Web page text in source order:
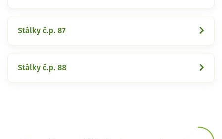
Stálky č.p. 87
Stálky č.p. 88